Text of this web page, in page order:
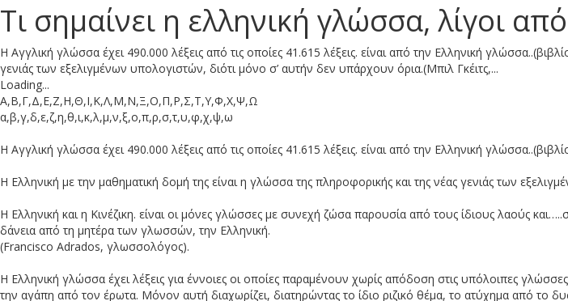
του 5ου αιώνα πχ στην Αθήνα!
Παραδώστε μας τους πραξικοπηματίες
ζωής τα τελευταία 15 χρόνια - Σοκάρει η
προδότες έχουν Ελληνικά ονόματα έχω μόνο
Τι σημαίνει η ελληνική γλώσσα, λίγοι
Η Αγγλική γλώσσα έχει 490.000 λέξεις από τις οποίες 41.615 λέξεις. είναι από την Ελληνική
γενιάς των εξελιγμένων υπολογιστών, διότι μόνο σ’ αυτήν δεν υπάρχουν όρια.(Μπιλ Γκέιτς,...
Loading...
Α,Β,Γ,Δ,Ε,Ζ,Η,Θ,Ι,Κ,Λ,Μ,Ν,Ξ,Ο,Π,Ρ,Σ,Τ,Υ,Φ,Χ,Ψ,Ω
α,β,γ,δ,ε,ζ,η,θ,ι,κ,λ,μ,ν,ξ,ο,π,ρ,σ,τ,υ,φ,χ,ψ,ω
Η Αγγλική γλώσσα έχει 490.000 λέξεις από τις οποίες 41.615 λέξεις. είναι από την Ελληνική
Η Ελληνική με την μαθηματική δομή της είναι η γλώσσα της πληροφορικής και της νέας γενιάς των
Η Ελληνική και η Κινέζικη. είναι οι μόνες γλώσσες με συνεχή ζώσα παρουσία από τους ίδιους λαούς
δάνεια από τη μητέρα των γλωσσών, την Ελληνική.
(Francisco Adrados, γλωσσολόγος).
Η Ελληνική γλώσσα έχει λέξεις για έννοιες οι οποίες παραμένουν χωρίς απόδοση στις υπόλοιπες
την αγάπη από τον έρωτα. Μόνον αυτή διαχωρίζει, διατηρώντας το ίδιο ριζικό θέμα, το ατύχημα από το